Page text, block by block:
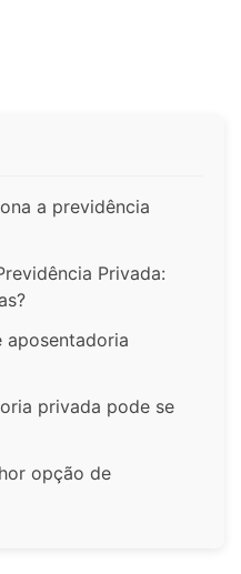
a previdência
Privada:
aposentadoria
privada pode se
opção de